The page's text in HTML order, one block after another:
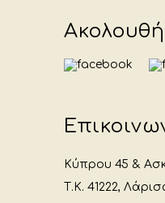
Κύπρου 45 &
Τ.Κ. 41222,